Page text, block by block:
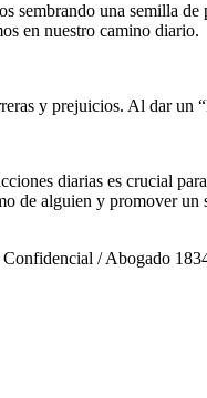
sembrando una semilla
en nuestro camino diario.
y prejuicios. Al dar un
diarias es crucial
de alguien y promover
/ Abogado